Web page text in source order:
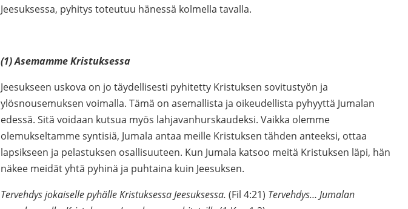
Jeesuksessa, pyhitys toteutuu hänessä kolmella tavalla.
(1) Asemamme Kristuksessa
Jeesukseen uskova on jo täydellisesti pyhitetty Kristuksen sovitustyön ja
ylösnousemuksen voimalla. Tämä on asemallista ja oikeudellista pyhyyttä Jumalan
edessä. Sitä voidaan kutsua myös lahjavanhurskaudeksi. Vaikka olemme
olemukseltamme syntisiä, Jumala antaa meille Kristuksen tähden anteeksi, ottaa
lapsikseen ja pelastuksen osallisuuteen. Kun Jumala katsoo meitä Kristuksen läpi, hän
näkee meidät yhtä pyhinä ja puhtaina kuin Jeesuksen.
Tervehdys jokaiselle pyhälle Kristuksessa Jeesuksessa. (Fil 4:21) Tervehdys… Jumalan